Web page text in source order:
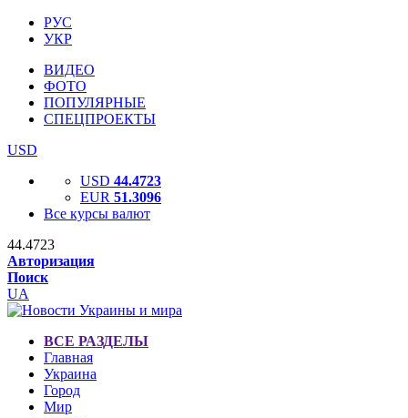
РУС
УКР
ВИДЕО
ФОТО
ПОПУЛЯРНЫЕ
СПЕЦПРОЕКТЫ
USD
USD 44.4723
EUR 51.3096
Все курсы валют
44.4723
Авторизация
Поиск
UA
ВСЕ РАЗДЕЛЫ
Главная
Украина
Город
Мир